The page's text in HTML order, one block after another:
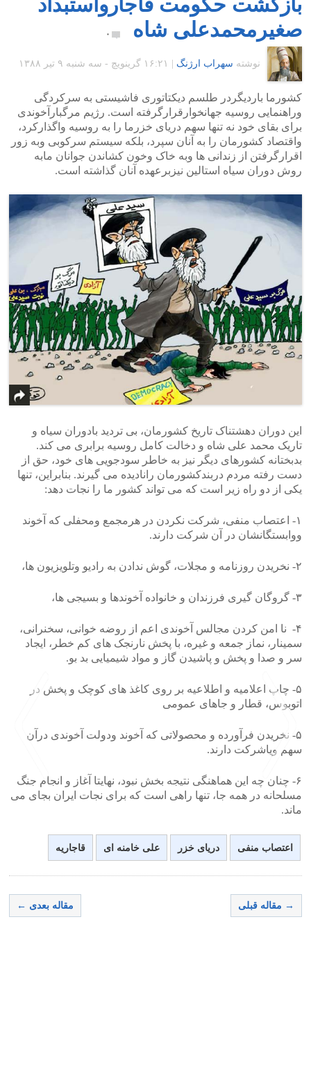
صغیرمحمدعلی شاه
۰
نوشته سهراب ارژنگ ۱۶:۲۱ گرينويچ - سه شنبه ۹ تیر ۱۳۸۸
کشورما باردیگردر طلسم دیکتاتوری فاشیستی به سرکردگی
وراهنمایی روسیه جهانخوارقرارگرفته است. رژیم مرگبارآخوندی
برای بقای خود نه تنها سهم دریای خزرما را به روسیه واگذارکرد،
واقتصاد کشورمان را به آنان سپرد، بلکه سیستم سرکوبی وبه زور
اقرارگرفتن از زندانی ها وبه خاک وخون کشاندن جوانان مابه
روش دوران سیاه استالین نیزبرعهده آنان گذاشته است.
این دوران دهشتناک تاریخ کشورمان، بی تردید بادوران سیاه و
تاریک محمد علی شاه و دخالت کامل روسیه برابری می کند.
بدبختانه کشورهای دیگر نیز به خاطر سودجویی های خود، حق از
دست رفته مردم دربندکشورمان رانادیده می گیرند. بنابراین، تنها
یکی از دو راه زیر است که می تواند کشور ما را نجات دهد:
۱- اعتصاب منفی، شرکت نکردن در هرمجمع ومحفلی که آخوند
ووابستگانشان در آن شرکت دارند.
۲- نخریدن روزنامه و مجلات، گوش ندادن به رادیو وتلویزیون ها،
۳- گروگان گیری فرزندان و خانواده آخوندها و بسیجی ها،
۴- نا امن کردن مجالس آخوندی اعم از روضه خوانی، سخنرانی،
سمینار، نماز جمعه و غیره، با پخش نارنجک های کم خطر، ایجاد
سر و صدا و پخش و پاشیدن گاز و مواد شیمیایی بد بو.
۵- چاپ اعلامیه و اطلاعیه بر روی کاغذ های کوچک و پخش در
اتوبوس، قطار و جاهای عمومی
۵- نخریدن فرآورده و محصولاتی که آخوند ودولت آخوندی درآن
سهم ویاشرکت دارند.
۶- چنان چه این هماهنگی نتیجه بخش نبود، نهایتا آغاز و انجام جنگ
مسلحانه در همه جا، تنها راهی است که برای نجات ایران بجای می
ماند.
اعتصاب منفی دریای خزر علی خامنه ای قاجاریه
→ مقاله قبلی مقاله بعدی ←